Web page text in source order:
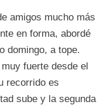
amigos mucho más
en forma, abordé
domingo, a tope.
fuerte desde el
recorrido es
sube y la segunda